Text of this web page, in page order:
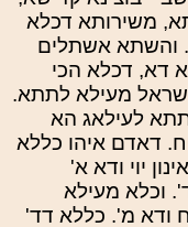
משירותא דכלא
והשתא אשתלים
דא, דכלא הכי
מעילא לתתא.
לעילאג הא
דאדם איהו כללא
יוי ודא א'
וכלא מעילא
ודא מ'. כללא דד'